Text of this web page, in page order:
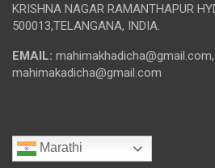
KRISHNA NAGAR RAMANTHAPUR
500013,TELANGANA, INDIA.
EMAIL: mahimakhadicha@gmail.com,
mahimakadicha@gmail.com
Marathi